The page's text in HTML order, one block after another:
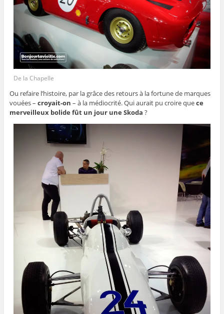
De la Chapelle
Ou refaire l’histoire, par la grâce des retours à la fortune de marques
vouées – croyait-on – à la médiocrité. Qui aurait pu croire quece
merveilleux bolide fût un jour une Skoda ?